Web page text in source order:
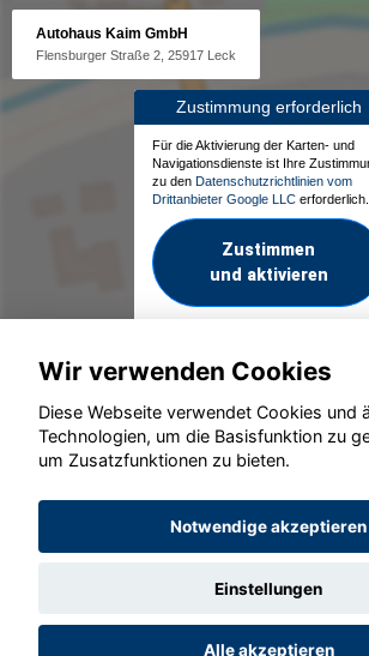
Autohaus Kaim GmbH
Flensburger Straße 2, 25917 Leck
Zustimmung erforderlich
Für die Aktivierung der Karten- und
Navigationsdienste ist Ihre
zu den Datenschutzrichtlinien vom
Drittanbieter Google LLC erforderlich.
Zustimmen
und aktivieren
© konjunkturmotor.de GmbH
Wir verwenden Cookies
Diese Webseite verwendet Cookies und
Technologien, um die Basisfunktion zu
um Zusatzfunktionen zu bieten.
Notwendige akzeptieren
Einstellungen
Alle akzeptieren